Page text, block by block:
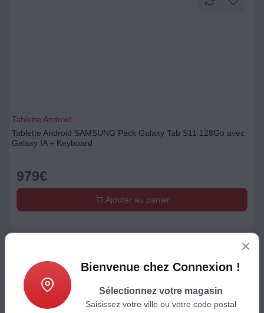
Tablette Android
Tablette Android SAMSUNG Pack Galaxy Tab S11 128Go avec
Galaxy IA + Keyboard
979€
Ajouter au panier
Bienvenue chez Connexion !
Sélectionnez votre magasin
Saisissez votre ville ou votre code postal